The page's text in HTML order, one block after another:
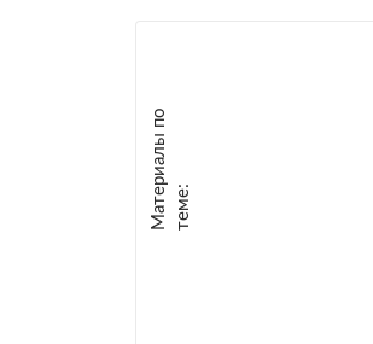
М
а
т е
р
и
а
л
ы
п
о
т
е
м
е :